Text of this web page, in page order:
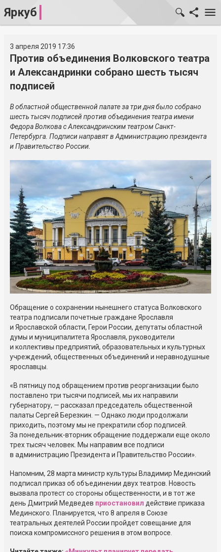
Яркуб
3 апреля 2019 17:36
Против объединения Волковского театра
и Александринки собрано шесть тысяч
подписей
В областной общественной палате за три дня было собрано
шесть тысяч подписей против объединения театра имени
Федора Волкова с Александринским театром Санкт-
Петербурга. Подписи направят в Администрацию президента
и Правительство России.
Обращение о сохранении нынешнего статуса Волковского
театра подписали почетные граждане Ярославля
и Ярославской области, Герои России, депутаты областной
думы и муниципалитета Ярославля, руководители
и коллективы предприятий, образовательных и культурных
учреждений, общественных объединений и неравнодушные
ярославцы.
«В пятницу под обращением против реорганизации было
поставлено три тысячи подписей, мы их направили
губернатору, — рассказал председатель общественной
палаты Сергей Березкин. — Однако люди продолжали
приходить, поэтому мы не прекратили сбор подписей.
За понедельник-вторник обращение поддержали еще около
трех тысяч человек. Мы направим все подписи
в администрацию Президента и Правительство России».
Напомним, 28 марта министр культуры Владимир Мединский
подписал приказ об объединении двух театров. Новость
вызвала протест со стороны общественности, и в тот же
день Дмитрий Медведев приостановил действие приказа
Мединского. Планируется, что 8 апреля в Союзе
театральных деятелей России пройдет совещание для
поиска компромиссного решения в этом вопросе.